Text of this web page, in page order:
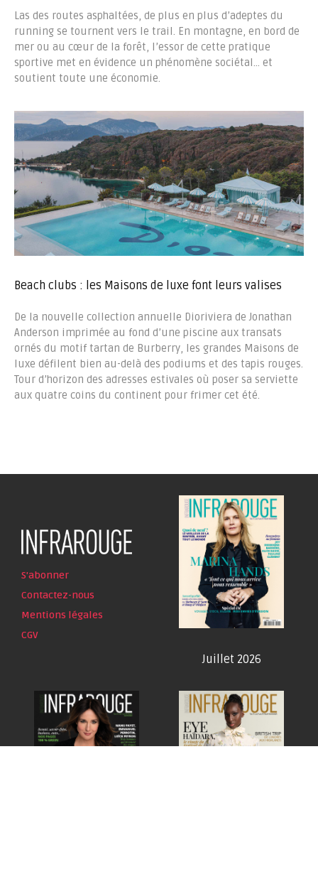
Las des routes asphaltées, de plus en plus d’adeptes du
running se tournent vers le trail. En montagne, en bord de
mer ou au cœur de la forêt, l’essor de cette pratique
sportive met en évidence un phénomène sociétal… et
soutient toute une économie.
Beach clubs : les Maisons de luxe font leurs valises
De la nouvelle collection annuelle Dioriviera de Jonathan
Anderson imprimée au fond d’une piscine aux transats
ornés du motif tartan de Burberry, les grandes Maisons de
luxe défilent bien au-delà des podiums et des tapis rouges.
Tour d’horizon des adresses estivales où poser sa serviette
aux quatre coins du continent pour frimer cet été.
S'abonner
Contactez-nous
Mentions légales
CGV
Juillet 2026